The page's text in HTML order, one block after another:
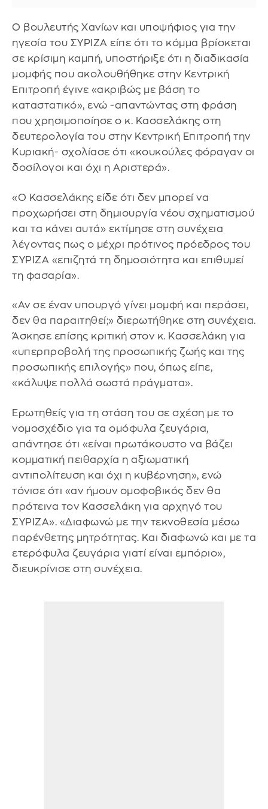
Ο βουλευτής Χανίων και υποψήφιος για την
ηγεσία του ΣΥΡΙΖΑ είπε ότι το κόμμα βρίσκεται
σε κρίσιμη καμπή, υποστήριξε ότι η διαδικασία
μομφής που ακολουθήθηκε στην Κεντρική
Επιτροπή έγινε «ακριβώς με βάση το
καταστατικό», ενώ -απαντώντας στη φράση
που χρησιμοποίησε ο κ. Κασσελάκης στη
δευτερολογία του στην Κεντρική Επιτροπή την
Κυριακή- σχολίασε ότι «κουκούλες φόραγαν οι
δοσίλογοι και όχι η Αριστερά».
«Ο Κασσελάκης είδε ότι δεν μπορεί να
προχωρήσει στη δημιουργία νέου σχηματισμού
και τα κάνει αυτά» εκτίμησε στη συνέχεια
λέγοντας πως ο μέχρι πρότινος πρόεδρος του
ΣΥΡΙΖΑ «επιζητά τη δημοσιότητα και επιθυμεί
τη φασαρία».
«Αν σε έναν υπουργό γίνει μομφή και περάσει,
δεν θα παραιτηθεί;» διερωτήθηκε στη συνέχεια.
Άσκησε επίσης κριτική στον κ. Κασσελάκη για
«υπερπροβολή της προσωπικής ζωής και της
προσωπικής επιλογής» που, όπως είπε,
«κάλυψε πολλά σωστά πράγματα».
Ερωτηθείς για τη στάση του σε σχέση με το
νομοσχέδιο για τα ομόφυλα ζευγάρια,
απάντησε ότι «είναι πρωτάκουστο να βάζει
κομματική πειθαρχία η αξιωματική
αντιπολίτευση και όχι η κυβέρνηση», ενώ
τόνισε ότι «αν ήμουν ομοφοβικός δεν θα
πρότεινα τον Κασσελάκη για αρχηγό του
ΣΥΡΙΖΑ». «Διαφωνώ με την τεκνοθεσία μέσω
παρένθετης μητρότητας. Και διαφωνώ και με τα
ετερόφυλα ζευγάρια γιατί είναι εμπόριο»,
διευκρίνισε στη συνέχεια.